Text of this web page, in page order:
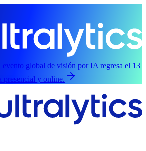
evento global de visión por IA regresa el 13
presencial y online.